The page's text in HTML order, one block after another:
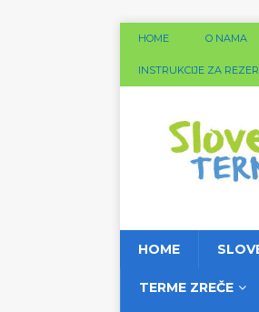
HOME O NAMA
INSTRUKCIJE ZA
HOME
TERME ZREČE